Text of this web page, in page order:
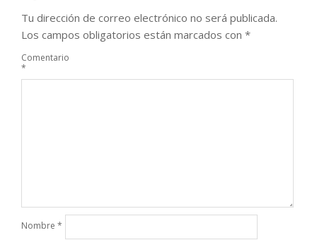
Tu dirección de correo electrónico no será publicada.
Los campos obligatorios están marcados con *
Comentario
*
Nombre *